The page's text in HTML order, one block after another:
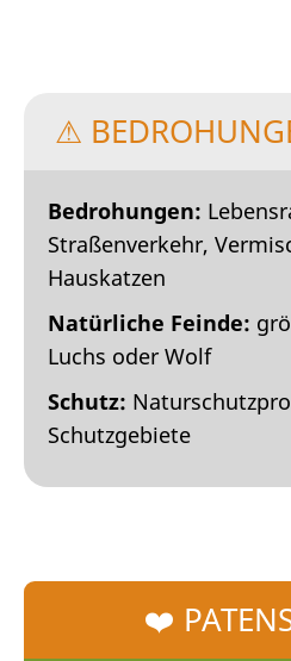
⚠
Bedrohungen:
Straßenverkehr,
Hauskatzen
Natürliche Feinde:
Luchs oder Wolf
Schutz:
Schutzgebiete
❤️